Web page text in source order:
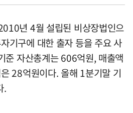
년 4월 설립된 비상장법인으
기구에 대한 출자 등을 주요 사
준 자산총계는 606억원, 매출액
28억원이다. 올해 1분기말 기
.